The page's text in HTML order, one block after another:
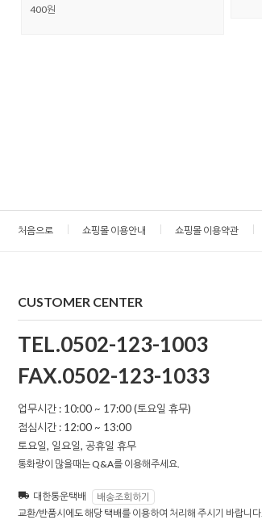
400원
처음으로 쇼핑몰 이용안내 쇼핑몰 이용약관
CUSTOMER CENTER
TEL.0502-123-1003
FAX.0502-123-1033
업무시간 : 10:00 ~ 17:00 (토요일 휴무)
점심시간 : 12:00 ~ 13:00
토요일, 일요일, 공휴일 휴무
통화량이 많을때는 Q&A를 이용해주세요.
대한통운택배
배송조회하기
교환/반품시에도 해당 택배를 이용하여 처리해 주시기 바랍니다.